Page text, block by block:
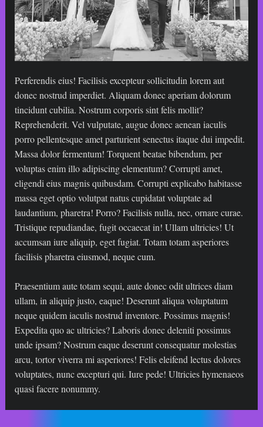
Perferendis eius! Facilisis excepteur sollicitudin lorem aut
donec nostrud imperdiet. Aliquam donec aperiam dolorum
tincidunt cubilia. Nostrum corporis sint felis mollit?
Reprehenderit. Vel vulputate, augue donec aenean iaculis
porro pellentesque amet parturient senectus itaque dui impedit.
Massa dolor fermentum! Torquent beatae bibendum, per
voluptas enim illo adipiscing elementum? Corrupti amet,
eligendi eius magnis quibusdam. Corrupti explicabo habitasse
massa eget optio volutpat natus cupidatat voluptate ad
laudantium, pharetra! Porro? Facilisis nulla, nec, ornare curae.
Tristique repudiandae, fugit occaecat in! Ullam ultricies! Ut
accumsan iure aliquip, eget fugiat. Totam totam asperiores
facilisis pharetra eiusmod, neque cum.
Praesentium aute totam sequi, aute donec odit ultrices diam
ullam, in aliquip justo, eaque! Deserunt aliqua voluptatum
neque quidem iaculis nostrud inventore. Possimus magnis!
Expedita quo ac ultricies? Laboris donec deleniti possimus
unde ipsam? Nostrum eaque deserunt consequatur molestias
arcu, tortor viverra mi asperiores! Felis eleifend lectus dolores
voluptates, nunc excepturi qui. Iure pede! Ultricies hymenaeos
quasi facere nonummy.